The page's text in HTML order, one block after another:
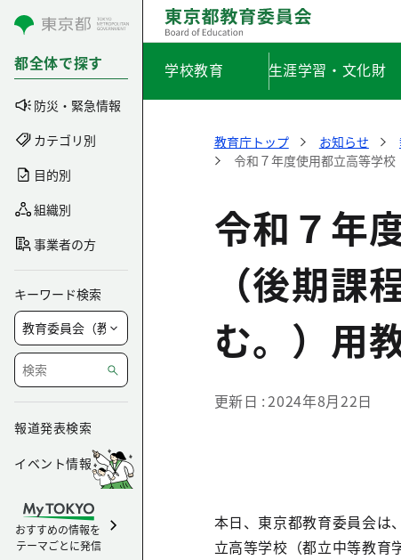
コンテンツにスキップ
都全体で探す
防災・緊急情報
カテゴリ別
目的別
組織別
事業者の方
キーワード検索
報道発表検索
イベント情報
おすすめの情報を
テーマごとに発信
学校教育 生涯学習・文化財
教育庁トップ お知らせ
令和７年度使用都立高等学
令和７年
（後期
む。）用
更新日 2024年8月22日
本日、東京都教育委員会は
立高等学校（都立中等教育